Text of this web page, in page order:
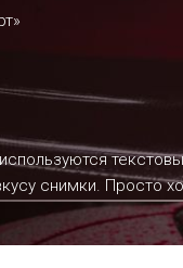
снимки. Просто